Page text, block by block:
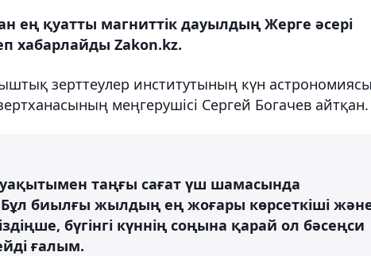
ең қуатты магниттік дауылдың Жерге әсері
хабарлайды Zakon.kz.
зерттеулер институтының күн
меңгерушісі Сергей Богачев айтқан.
таңғы сағат үш шамасында
Бұл биылғы жылдың ең жоғары көрсеткіші
бүгінгі күннің соңына қарай ол бәсеңси
ғалым.